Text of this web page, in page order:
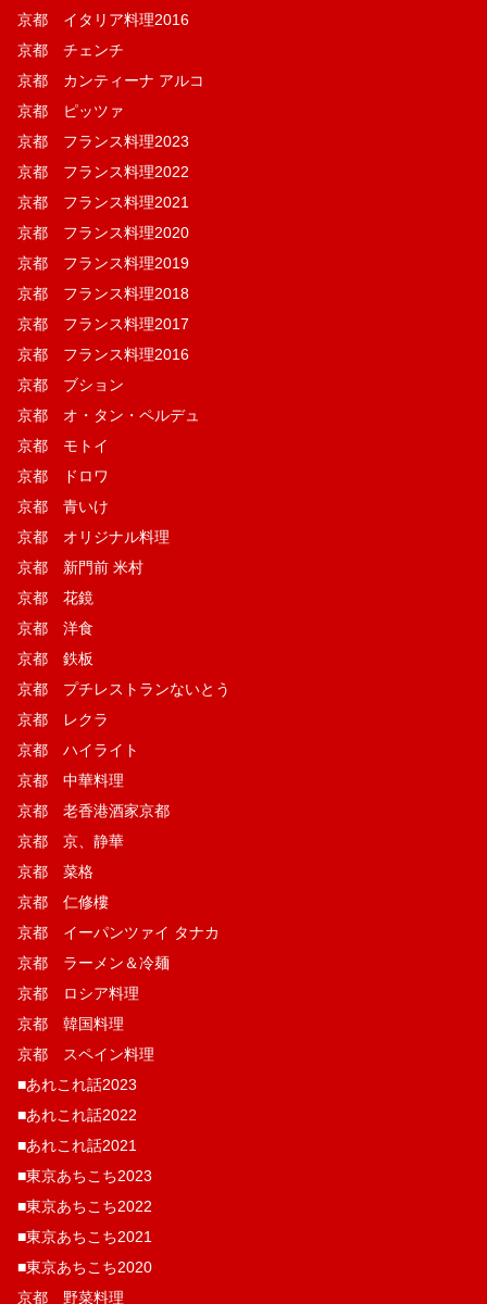
京都 イタリア料理2016
京都 チェンチ
京都 カンティーナ アルコ
京都 ピッツァ
京都 フランス料理2023
京都 フランス料理2022
京都 フランス料理2021
京都 フランス料理2020
京都 フランス料理2019
京都 フランス料理2018
京都 フランス料理2017
京都 フランス料理2016
京都 ブション
京都 オ・タン・ペルデュ
京都 モトイ
京都 ドロワ
京都 青いけ
京都 オリジナル料理
京都 新門前 米村
京都 花鏡
京都 洋食
京都 鉄板
京都 プチレストランないとう
京都 レクラ
京都 ハイライト
京都 中華料理
京都 老香港酒家京都
京都 京、静華
京都 菜格
京都 仁修樓
京都 イーパンツァイ タナカ
京都 ラーメン＆冷麺
京都 ロシア料理
京都 韓国料理
京都 スペイン料理
■あれこれ話2023
■あれこれ話2022
■あれこれ話2021
■東京あちこち2023
■東京あちこち2022
■東京あちこち2021
■東京あちこち2020
京都 野菜料理